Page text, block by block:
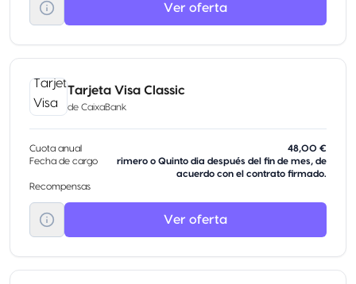
Ver oferta
Tarjeta Visa Classic
de CaixaBank
Cuota anual
48,00 €
Fecha de cargo
rimero o Quinto dia después del fin de mes, de
acuerdo con el contrato firmado.
Recompensas
Ver oferta